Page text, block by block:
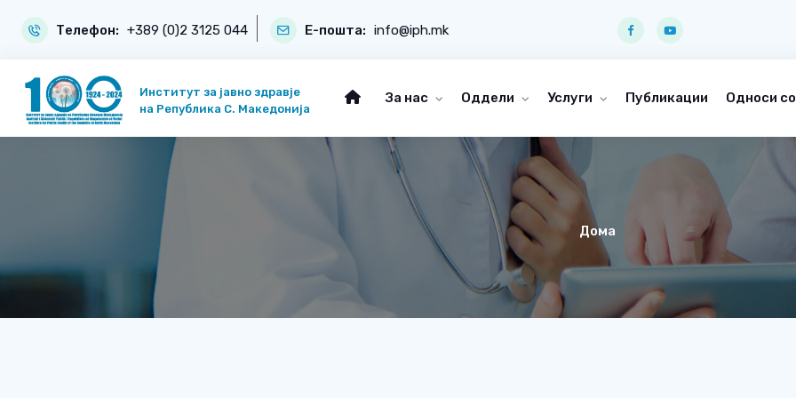
Телефон: +389 (0)2 3125 044 Е-пошта: info@iph.mk
Институт за јавно здравје
на Република С. Македонија
За нас Оддели Услуги Публикации Односи
Дома